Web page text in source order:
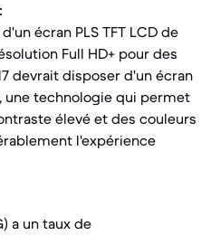
écran PLS TFT LCD de
Full HD+ pour des
devrait disposer d'un écran
une technologie qui permet
élevé et des couleurs
l'expérience
a un taux de